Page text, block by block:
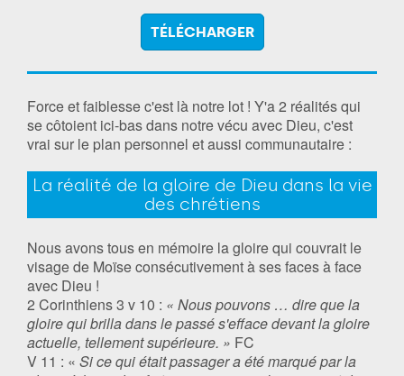
TÉLÉCHARGER
Force et faiblesse c'est là notre lot ! Y'a 2 réalités qui
se côtoient ici-bas dans notre vécu avec Dieu, c'est
vrai sur le plan personnel et aussi communautaire :
La réalité de la gloire de Dieu dans la vie
des chrétiens
Nous avons tous en mémoire la gloire qui couvrait le
visage de Moïse consécutivement à ses faces à face
avec Dieu !
2 Corinthiens 3 v 10 : « Nous pouvons … dire que la
gloire qui brilla dans le passé s'efface devant la gloire
actuelle, tellement supérieure. » FC
V 11 : « Si ce qui était passager a été marqué par la